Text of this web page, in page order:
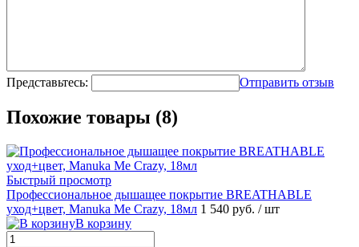
Представьтесь: Отправить отзыв
Похожие товары (8)
Быстрый просмотр
Профессиональное дышащее покрытие BREATHABLE
уход+цвет, Manuka Me Crazy, 18мл 1 540 руб. / шт
В корзину